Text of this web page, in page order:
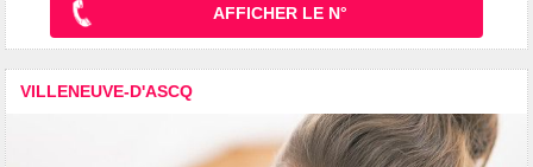
AFFICHER LE N°
VILLENEUVE-D'ASCQ